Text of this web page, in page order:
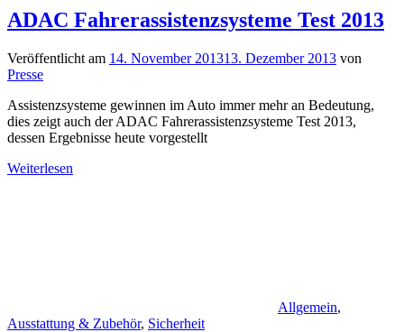
ADAC Fahrerassistenzsysteme Test 2013
Veröffentlicht am 14. November 201313. Dezember 2013 von
Presse
Assistenzsysteme gewinnen im Auto immer mehr an Bedeutung,
dies zeigt auch der ADAC Fahrerassistenzsysteme Test 2013,
dessen Ergebnisse heute vorgestellt
Weiterlesen
Allgemein,
Ausstattung & Zubehör, Sicherheit